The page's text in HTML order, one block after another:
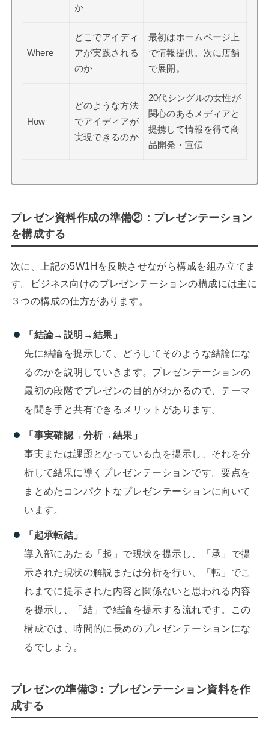
か
Where
どこでアイディ
アが実践される
のか
最初はホームページ上
で情報提供。次に店舗
で展開。
How
どのような方法
でアイディアが
実現できるのか
20代シングルの女性が
関心のあるメディアと
提携して情報を得て商
品開発・宣伝
プレゼン資料作成の準備②：プレゼンテーション
を構成する
次に、上記の5W1Hを反映させながら構成を組み立てま
す。ビジネス向けのプレゼンテーションの構成には主に
３つの構成の仕方があります。
「結論→説明→結果」
先に結論を提示して、どうしてそのような結論にな
るのかを説明していきます。プレゼンテーションの
最初の段階でプレゼンの目的がわかるので、テーマ
を聞き手と共有できるメリットがあります。
「事実確認→分析→結果」
事実または課題となっている点を提示し、それを分
析して結果に導くプレゼンテーションです。要点を
まとめたコンパクトなプレゼンテーションに向いて
います。
「起承転結」
導入部にあたる「起」で現状を提示し、「承」で提
示された現状の解説または分析を行い、「転」でこ
れまでに提示された内容と関係ないと思われる内容
を提示し、「結」で結論を提示する流れです。この
構成では、時間的に長めのプレゼンテーションにな
るでしょう。
プレゼンの準備➂：プレゼンテーション資料を作
成する